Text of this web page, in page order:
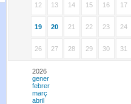
12 13 14 15 16 17
19 20 21 22 23 24
26 27 28 29 30 31
2026
gener
febrer
març
abril